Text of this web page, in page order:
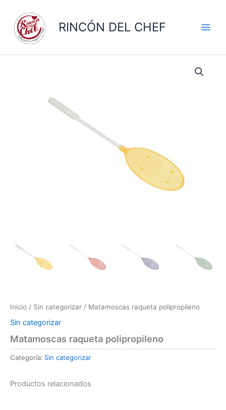
contenido
RINCÓN DEL CHEF
Inicio / Sin categorizar / Matamoscas raqueta polipropileno
Sin categorizar
Matamoscas raqueta polipropileno
Categoría: Sin categorizar
Productos relacionados